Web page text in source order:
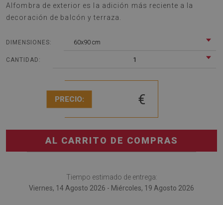
Alfombra de exterior es la adición más reciente a la
decoración de balcón y terraza.
DIMENSIONES: 60x90 cm
CANTIDAD: 1
PRECIO: €
AL CARRITO DE COMPRAS
Tiempo estimado de entrega:
Viernes, 14 Agosto 2026 - Miércoles, 19 Agosto 2026